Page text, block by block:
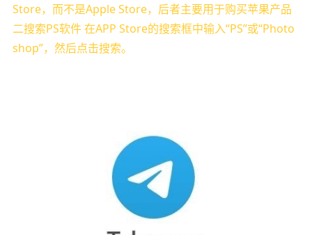
Store，而不是Apple Store，后者主要用于购买苹果产品
二搜索PS软件 在APP Store的搜索框中输入“PS”或“Photo
shop”，然后点击搜索。